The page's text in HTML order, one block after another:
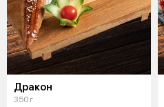
Дракон
350 г